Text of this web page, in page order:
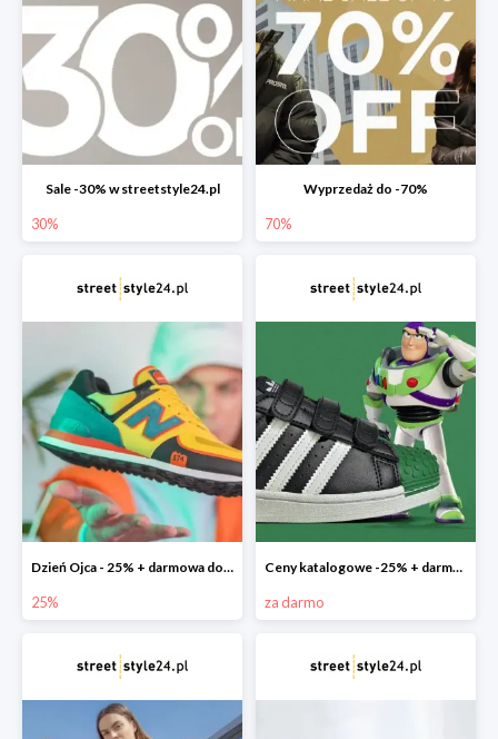
Sale -30% w streetstyle24.pl
30%
Wyprzedaż do -70%
70%
Dzień Ojca - 25% + darmowa dostawa
25%
Ceny katalogowe -25% + darmowa dostawa
za darmo